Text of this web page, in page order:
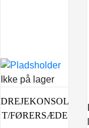
Ikke på lager
DREJEKONSOL
T/FØRERSÆDE